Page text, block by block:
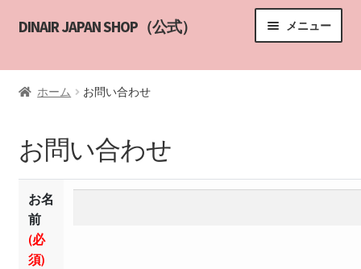
ビ
シ
ン
へ
ス
キ
ッ
プ
ン
ツ
ス
キ
ッ
プ
DINAIR JAPAN SHOP（公式） メニュー
HOME
エアブラシメイクアップ講習
講習の申し込み
DINAIR インストラクター
カスタマーサポート
ホーム お問い合わせ
お問い合わせ
お名
前
(必
須)